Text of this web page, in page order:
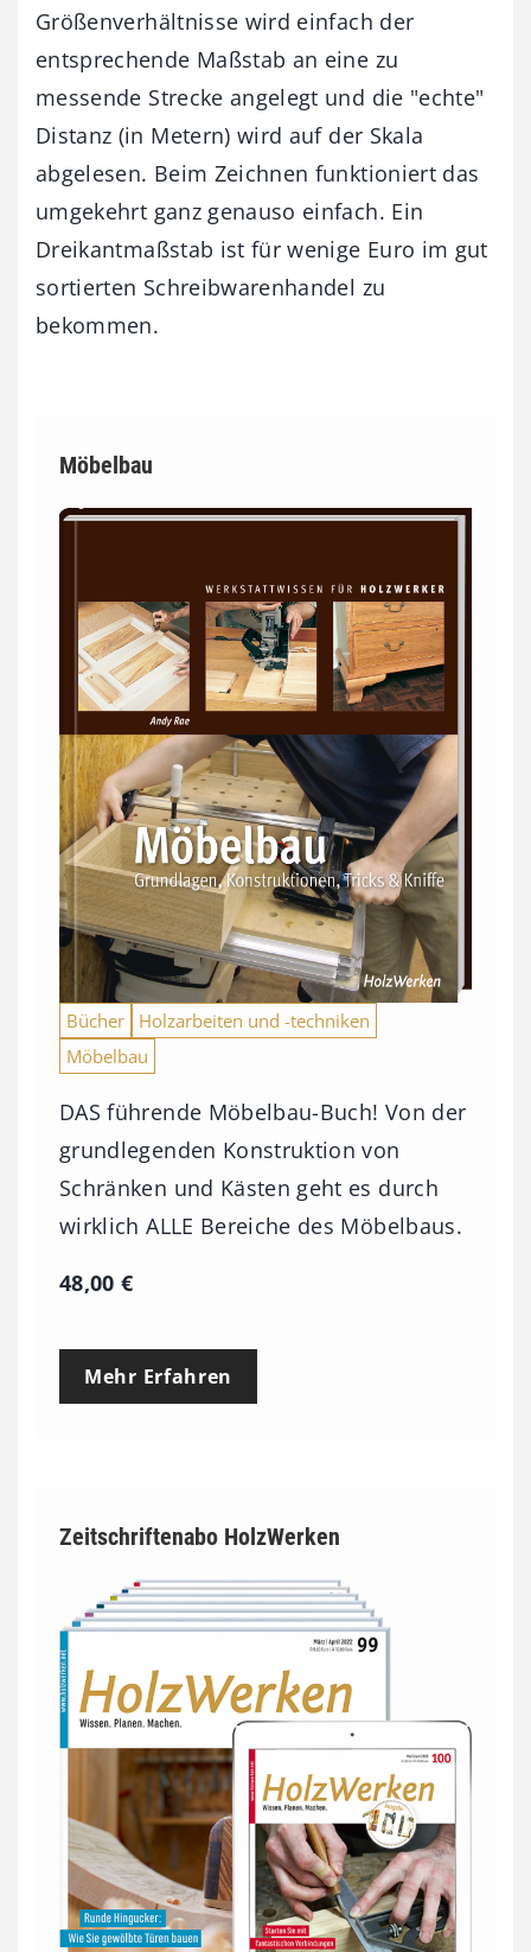
Größenverhältnisse wird einfach der
entsprechende Maßstab an eine zu
messende Strecke angelegt und die "echte"
Distanz (in Metern) wird auf der Skala
abgelesen. Beim Zeichnen funktioniert das
umgekehrt ganz genauso einfach. Ein
Dreikantmaßstab ist für wenige Euro im gut
sortierten Schreibwarenhandel zu
bekommen.
Möbelbau
Bücher
Holzarbeiten und -techniken
Möbelbau
DAS führende Möbelbau-Buch! Von der
grundlegenden Konstruktion von
Schränken und Kästen geht es durch
wirklich ALLE Bereiche des Möbelbaus.
48,00€
Mehr Erfahren
Zeitschriftenabo HolzWerken